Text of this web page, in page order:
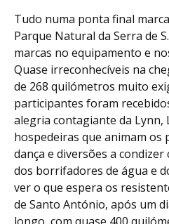
Tudo numa ponta final
Parque Natural da Serra de
marcas no equipamento e
Quase irreconhecíveis na
de 268 quilómetros muito
participantes foram
alegria contagiante da Lynn,
hospedeiras que animam os
dança e diversões a condizer
dos borrifadores de água e
ver o que espera os
de Santo António, após um